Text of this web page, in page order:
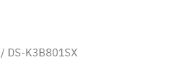
/ DS-K3B801SX